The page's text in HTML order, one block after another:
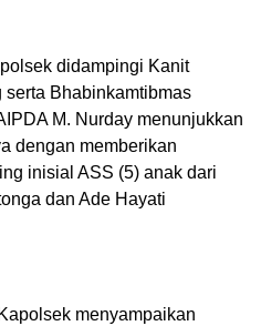
didampingi Kanit
serta Bhabinkamtibmas
M. Nurday menunjukkan
dengan memberikan
inisial ASS (5) anak dari
dan Ade Hayati
menyampaikan